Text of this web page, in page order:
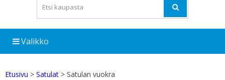
Valikko
Etusivu > Satulat > Satulan vuokra